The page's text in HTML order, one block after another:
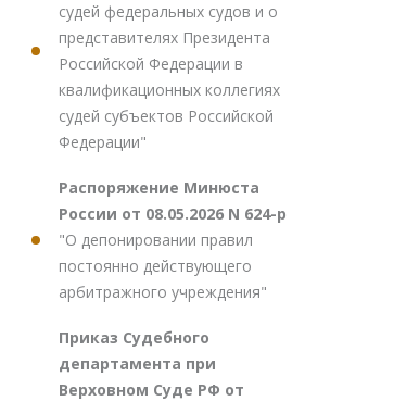
судей федеральных судов и о
представителях Президента
Российской Федерации в
квалификационных коллегиях
судей субъектов Российской
Федерации"
Распоряжение Минюста
России от 08.05.2026 N 624-р
"О депонировании правил
постоянно действующего
арбитражного учреждения"
Приказ Судебного
департамента при
Верховном Суде РФ от